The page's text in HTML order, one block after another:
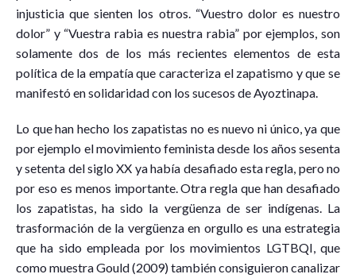
injusticia que sienten los otros. “Vuestro dolor es nuestro
dolor” y “Vuestra rabia es nuestra rabia” por ejemplos, son
solamente dos de los más recientes elementos de esta
política de la empatía que caracteriza el zapatismo y que se
manifestó en solidaridad con los sucesos de Ayoztinapa.
Lo que han hecho los zapatistas no es nuevo ni único, ya que
por ejemplo el movimiento feminista desde los años sesenta
y setenta del siglo XX ya había desafiado esta regla, pero no
por eso es menos importante. Otra regla que han desafiado
los zapatistas, ha sido la vergüenza de ser indígenas. La
trasformación de la vergüenza en orgullo es una estrategia
que ha sido empleada por los movimientos LGTBQI, que
como muestra Gould (2009) también consiguieron canalizar